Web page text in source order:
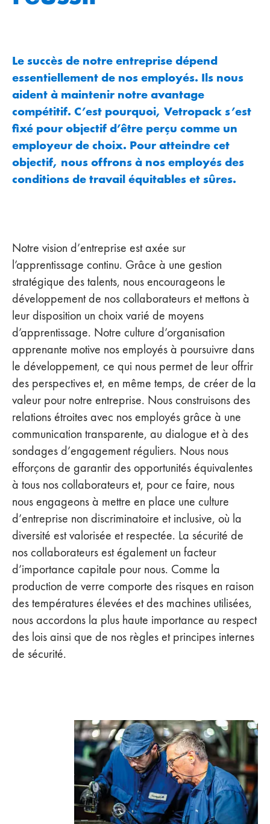
Le succès de notre entreprise dépend
essentiellement de nos employés. Ils nous
aident à maintenir notre avantage
compétitif. C’est pourquoi, Vetropack s’est
fixé pour objectif d’être perçu comme un
employeur de choix. Pour atteindre cet
objectif, nous offrons à nos employés des
conditions de travail équitables et sûres.
Notre vision d’entreprise est axée sur
l’apprentissage continu. Grâce à une gestion
stratégique des talents, nous encourageons le
développement de nos collaborateurs et mettons à
leur disposition un choix varié de moyens
d’apprentissage. Notre culture d’organisation
apprenante motive nos employés à poursuivre dans
le développement, ce qui nous permet de leur offrir
des perspectives et, en même temps, de créer de la
valeur pour notre entreprise. Nous construisons des
relations étroites avec nos employés grâce à une
communication transparente, au dialogue et à des
sondages d’engagement réguliers. Nous nous
efforçons de garantir des opportunités équivalentes
à tous nos collaborateurs et, pour ce faire, nous
nous engageons à mettre en place une culture
d’entreprise non discriminatoire et inclusive, où la
diversité est valorisée et respectée. La sécurité de
nos collaborateurs est également un facteur
d’importance capitale pour nous. Comme la
production de verre comporte des risques en raison
des températures élevées et des machines utilisées,
nous accordons la plus haute importance au respect
des lois ainsi que de nos règles et principes internes
de sécurité.